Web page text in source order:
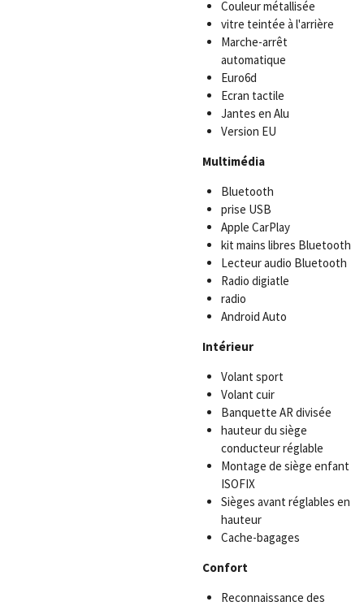
Couleur métallisée
vitre teintée à l'arrière
Marche-arrêt
automatique
Euro6d
Ecran tactile
Jantes en Alu
Version EU
Multimédia
Bluetooth
prise USB
Apple CarPlay
kit mains libres Bluetooth
Lecteur audio Bluetooth
Radio digiatle
radio
Android Auto
Intérieur
Volant sport
Volant cuir
Banquette AR divisée
hauteur du siège
conducteur réglable
Montage de siège enfant
ISOFIX
Sièges avant réglables en
hauteur
Cache-bagages
Confort
Reconnaissance des